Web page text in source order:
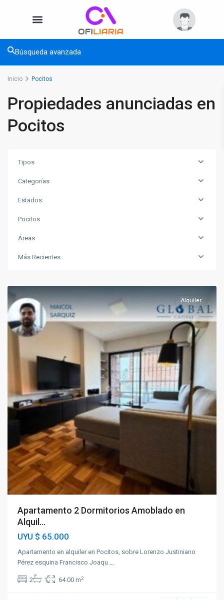
Búsqueda avanzada
Inicio Pocitos
Propiedades anunciadas en
Pocitos
Tipos
Categorías
Estados
Pocitos
Áreas
Más Recientes
Alquiler
Apartamento 2 Dormitorios Amoblado en
Alquil...
UYU $ 65.000
Apartamento en alquiler en Pocitos, sobre Lorenzo Justiniano
Pérez esquina Francisco Joaqu ...
2 1 64.00 m2